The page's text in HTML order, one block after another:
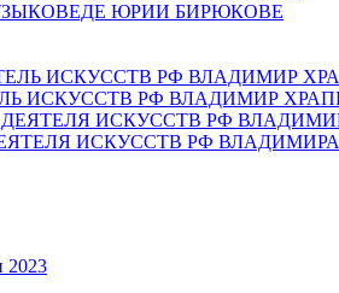
ЮРИИ БИРЮКОВЕ
ИСКУССТВ РФ ВЛАДИМИР
ИСКУССТВ РФ
2023